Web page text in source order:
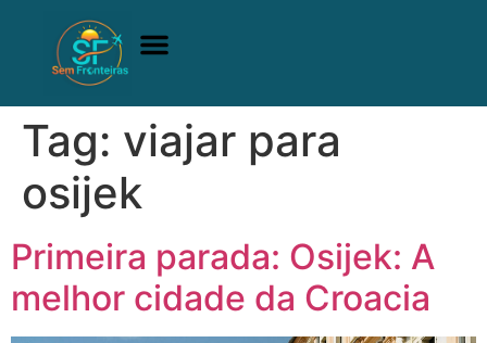
Tag: viajar para
osijek
Primeira parada: Osijek: A
melhor cidade da Croacia